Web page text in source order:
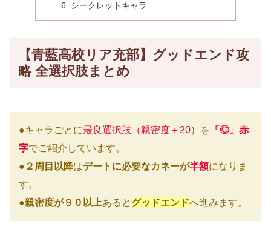
シークレットキャラ
【青藍高校リア充部】グッドエンド攻
略 全選択肢まとめ
●キャラごとに最良選択肢（親密度＋20） を 「◎」赤
字でご紹介しています。
● ２周目以降はデートに必要なカネーが半額になりま
す。
●親密度が９０以上あると グッドエンドへ進みます。